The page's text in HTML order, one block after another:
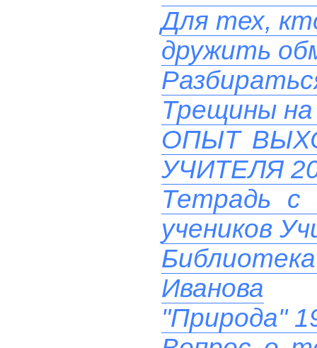
Для тех,
дружить
Трещины
ОПЫТ
УЧИТЕЛЯ
Тетрадь с
учеников
Иванова
"Природа"